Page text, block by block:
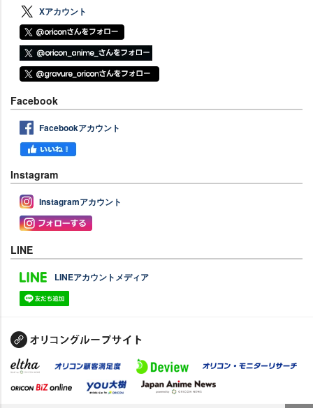
Xアカウント
Facebook
Facebookアカウント
Instagram
Instagramアカウント
LINE
LINEアカウントメディア